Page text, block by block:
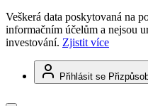
Veškerá data poskytovaná na
informačním účelům a nejsou
investování. Zjistit více
Přihlásit se